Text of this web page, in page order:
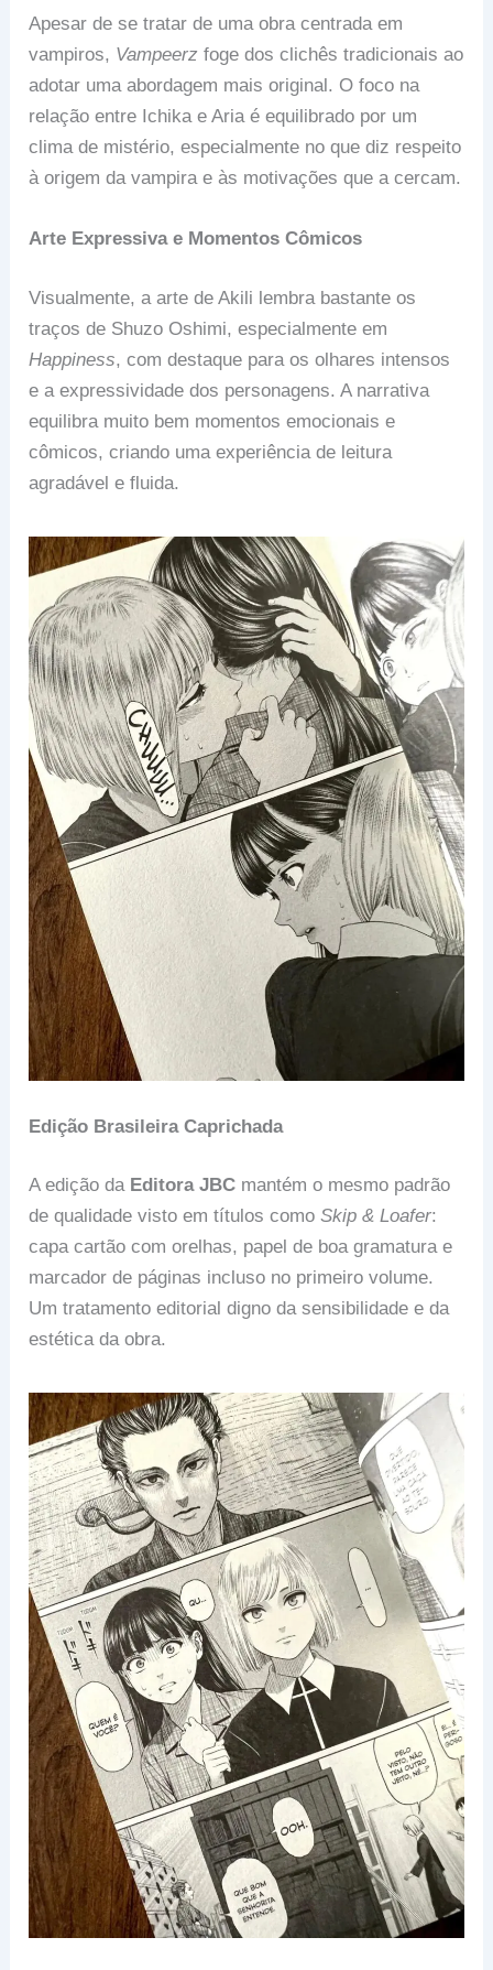
Apesar de se tratar de uma obra centrada em
vampiros, Vampeerz foge dos clichês tradicionais ao
adotar uma abordagem mais original. O foco na
relação entre Ichika e Aria é equilibrado por um
clima de mistério, especialmente no que diz respeito
à origem da vampira e às motivações que a cercam.
Arte Expressiva e Momentos Cômicos
Visualmente, a arte de Akili lembra bastante os
traços de Shuzo Oshimi, especialmente em
Happiness, com destaque para os olhares intensos
e a expressividade dos personagens. A narrativa
equilibra muito bem momentos emocionais e
cômicos, criando uma experiência de leitura
agradável e fluida.
Edição Brasileira Caprichada
A edição da Editora JBC mantém o mesmo padrão
de qualidade visto em títulos comoSkip & Loafer:
capa cartão com orelhas, papel de boa gramatura e
marcador de páginas incluso no primeiro volume.
Um tratamento editorial digno da sensibilidade e da
estética da obra.